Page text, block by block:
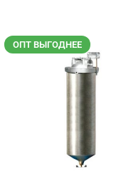
ОПТ ВЫГОДНЕЕ